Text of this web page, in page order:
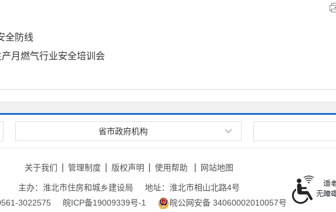
全防线
月燃气行业安全培训会
省市政府机构
关于我们 管理制度 版权声明 使用帮助 网站地图
主办：淮北市住房和城乡建设局
地址：淮北市相山北路4号
3022575
皖ICP备19009339号-1 皖公网安备 34060002010057号